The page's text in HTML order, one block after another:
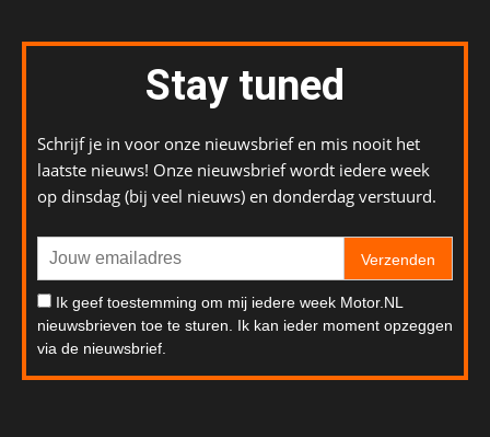
Stay tuned
Schrijf je in voor onze nieuwsbrief en mis nooit het
laatste nieuws! Onze nieuwsbrief wordt iedere week
op dinsdag (bij veel nieuws) en donderdag verstuurd.
Verzenden
Ik geef toestemming om mij iedere week Motor.NL
nieuwsbrieven toe te sturen. Ik kan ieder moment opzeggen
via de nieuwsbrief.